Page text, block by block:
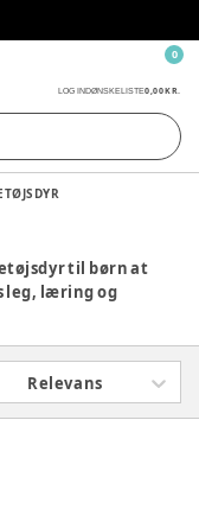
LOG INDØNSKELISTE0,00 KR.
0
til børn at
leg, læring og
rollespil, som
til disse.
Relevans